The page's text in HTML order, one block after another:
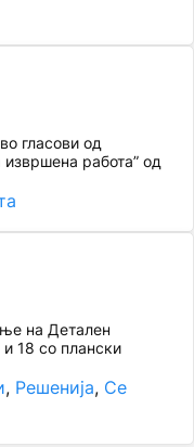
гласови од
работа” од
на Детален
18 со плански
, Решенија, Се